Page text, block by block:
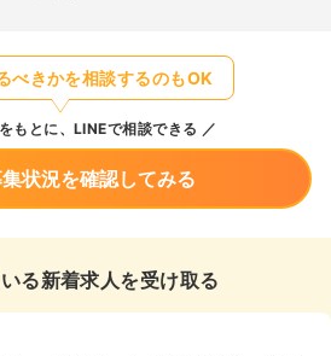
べきかを相談するのもOK
もとに、LINEで相談できる
状況を確認してみる
る新着求人を受け取る